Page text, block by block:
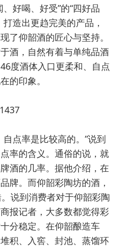
好喝、好受”的“四好品
造出更趋完美的产品，
了仰韶酒的匠心与坚持。
酒，自然有着与单纯品酒
度酒体入口更柔和、自点
的印象。
点率是比较高的。”说到
率的含义。通俗的说，就
酒的几率。据他介绍，在
牌。而仰韶彩陶坊的酒，
说到消费者对于仰韶彩陶
报记者，大多数都觉得彩
分稳定。在仰韶酿造车
积、入窖、封池、蒸馏环